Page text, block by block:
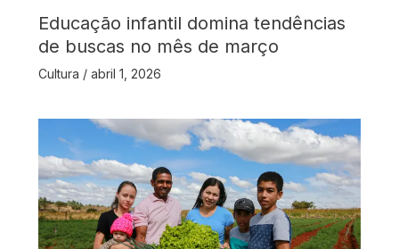
Educação infantil domina tendências
de buscas no mês de março
Cultura / abril 1, 2026